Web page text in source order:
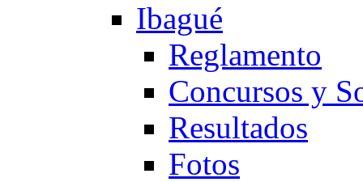
Ibagué
Reglamento
Concursos y
Resultados
Fotos